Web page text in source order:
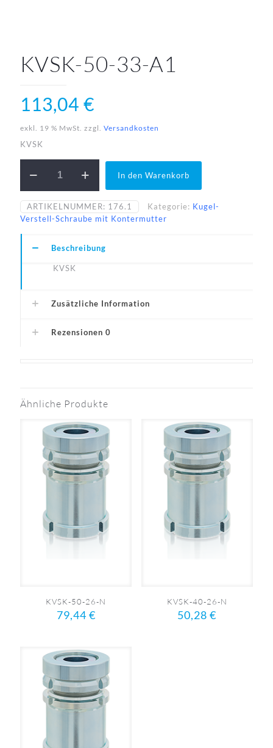
KVSK-50-33-A1
113,04 €
exkl. 19 % MwSt. zzgl. Versandkosten
KVSK
50-
A1
Menge
In den Warenkorb
ARTIKELNUMMER: 176.1 Kategorie: Kugel-
Verstell-Schraube mit Kontermutter
Beschreibung
KVSK
Zusätzliche Information
Rezensionen 0
Ähnliche Produkte
KVSK-50-26-N
79,44 €
KVSK-40-26-N
50,28€